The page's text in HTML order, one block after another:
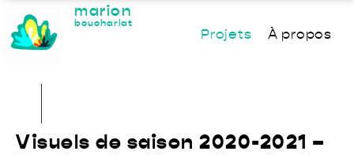
marion
boucharlat
Projets À propos
Visuels de saison 2020-2021 –